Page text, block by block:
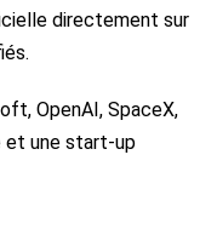
directement sur
OpenAI, SpaceX,
et une start-up